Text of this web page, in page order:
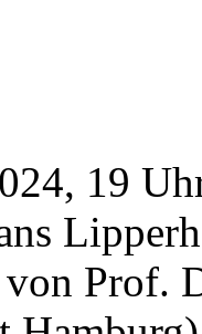
19
von Prof.